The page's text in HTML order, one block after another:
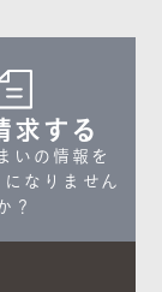
求する
いの情報を
なりません
？